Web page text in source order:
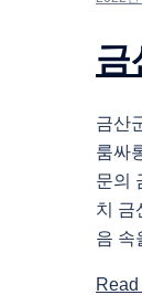
금산
룸싸
문의
치 금
음 속